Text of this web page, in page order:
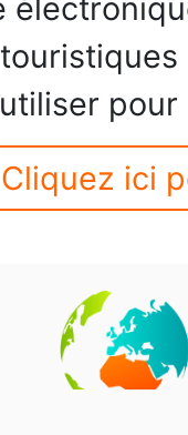
Cliquez ici